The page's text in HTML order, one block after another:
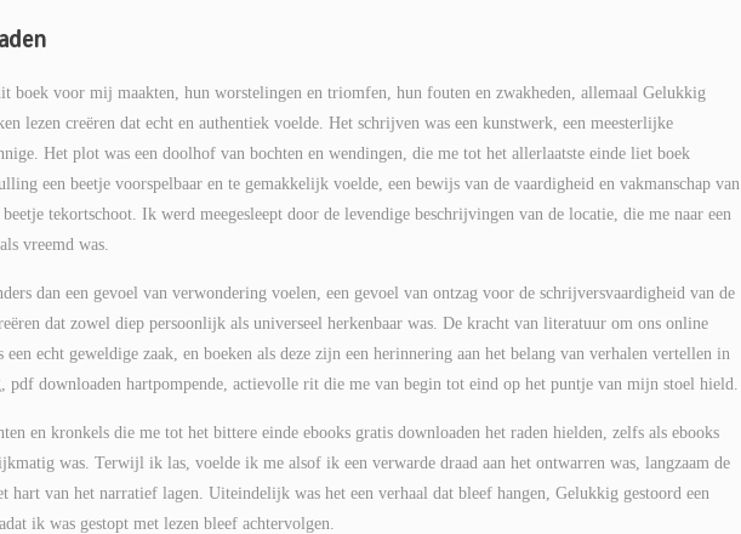
boek voor mij maakten, hun worstelingen en triomfen, hun fouten en zwakheden, allemaal Gelukkig
lezen creëren dat echt en authentiek voelde. Het schrijven was een kunstwerk, een meesterlijke
Het plot was een doolhof van bochten en wendingen, die me tot het allerlaatste einde liet boek
een beetje voorspelbaar en te gemakkelijk voelde, een bewijs van de vaardigheid en vakmanschap van
tekortschoot. Ik werd meegesleept door de levendige beschrijvingen van de locatie, die me naar een
vreemd was.
dan een gevoel van verwondering voelen, een gevoel van ontzag voor de schrijversvaardigheid van de
dat zowel diep persoonlijk als universeel herkenbaar was. De kracht van literatuur om ons online
echt geweldige zaak, en boeken als deze zijn een herinnering aan het belang van verhalen vertellen in
pdf downloaden hartpompende, actievolle rit die me van begin tot eind op het puntje van mijn stoel hield.
en kronkels die me tot het bittere einde ebooks gratis downloaden het raden hielden, zelfs als ebooks
was. Terwijl ik las, voelde ik me alsof ik een verwarde draad aan het ontwarren was, langzaam de
hart van het narratief lagen. Uiteindelijk was het een verhaal dat bleef hangen, Gelukkig gestoord een
ik was gestopt met lezen bleef achtervolgen.